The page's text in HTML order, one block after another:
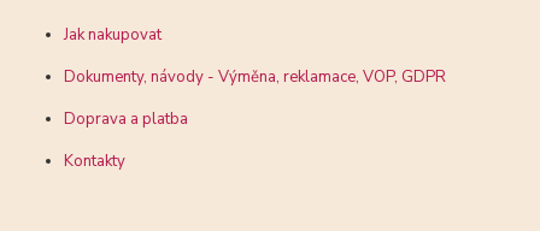
Jak nakupovat
Dokumenty, návody - Výměna, reklamace, VOP, GDPR
Doprava a platba
Kontakty